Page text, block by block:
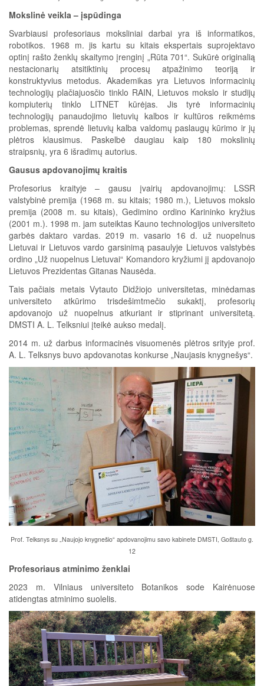
Mokslinė veikla – įspūdinga
Svarbiausi profesoriaus moksliniai darbai yra iš informatikos,
robotikos. 1968 m. jis kartu su kitais ekspertais suprojektavo
optinį rašto ženklų skaitymo įrenginį „Rūta 701“. Sukūrė originalią
nestacionarių atsitiktinių procesų atpažinimo teoriją ir
konstruktyvius metodus. Akademikas yra Lietuvos informacinių
technologijų plačiajuosčio tinklo RAIN, Lietuvos mokslo ir studijų
kompiuterių tinklo LITNET kūrėjas. Jis tyrė informacinių
technologijų panaudojimo lietuvių kalbos ir kultūros reikmėms
problemas, sprendė lietuvių kalba valdomų paslaugų kūrimo ir jų
plėtros klausimus. Paskelbė daugiau kaip 180 mokslinių
straipsnių, yra 6 išradimų autorius.
Gausus apdovanojimų kraitis
Profesorius kraityje – gausu įvairių apdovanojimų: LSSR
valstybinė premija (1968 m. su kitais; 1980 m.), Lietuvos mokslo
premija (2008 m. su kitais), Gedimino ordino Karininko kryžius
(2001 m.). 1998 m. jam suteiktas Kauno technologijos universiteto
garbės daktaro vardas. 2019 m. vasario 16 d. už nuopelnus
Lietuvai ir Lietuvos vardo garsinimą pasaulyje Lietuvos valstybės
ordino „Už nuopelnus Lietuvai“ Komandoro kryžiumi jį apdovanojo
Lietuvos Prezidentas Gitanas Nausėda.
Tais pačiais metais Vytauto Didžiojo universitetas, minėdamas
universiteto atkūrimo trisdešimtmečio sukaktį, profesorių
apdovanojo už nuopelnus atkuriant ir stiprinant universitetą.
DMSTI A. L. Telksniui įteikė aukso medalį.
2014 m. už darbus informacinės visuomenės plėtros srityje prof.
A. L. Telksnys buvo apdovanotas konkurse „Naujasis knygnešys“.
Prof. Telksnys su „Naujojo knygnešio“ apdovanojimu savo kabinete DMSTI, Goštauto g.
12
Profesoriaus atminimo ženklai
2023 m. Vilniaus universiteto Botanikos sode Kairėnuose
atidengtas atminimo suolelis.